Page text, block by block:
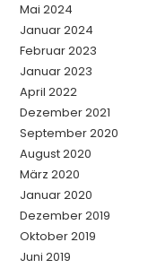
Mai 2024
Januar 2024
Februar 2023
Januar 2023
April 2022
Dezember 2021
September 2020
August 2020
März 2020
Januar 2020
Dezember 2019
Oktober 2019
Juni 2019